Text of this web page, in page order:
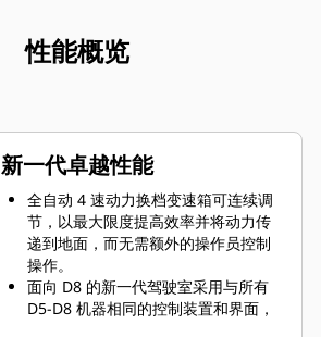
性能概览
新一代卓越性能
全自动 4 速动力换档变速箱可连续调
节，以最大限度提高效率并将动力传
递到地面，而无需额外的操作员控制
操作。
面向 D8 的新一代驾驶室采用与所有
D5-D8 机器相同的控制装置和界面，